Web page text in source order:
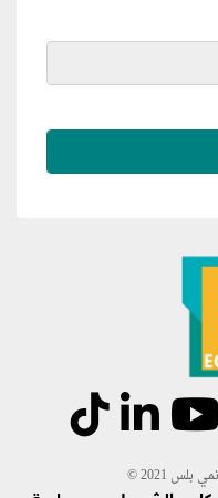
2021 ©